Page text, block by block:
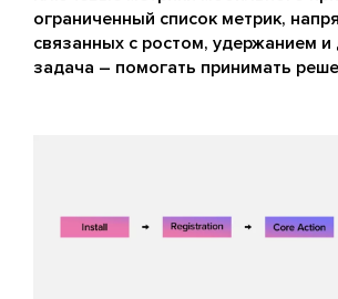
ограниченный список метрик,
связанных с ростом, удержанием
задача – помогать принимать